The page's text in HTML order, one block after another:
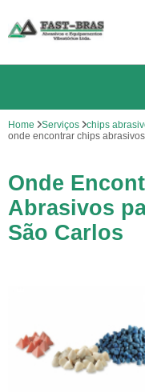
Home Serviços chips
onde encontrar chips
Onde
Abrasivos
São Carlos